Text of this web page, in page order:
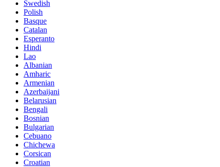
Swedish
Polish
Basque
Catalan
Esperanto
Hindi
Lao
Albanian
Amharic
Armenian
Azerbaijani
Belarusian
Bengali
Bosnian
Bulgarian
Cebuano
Chichewa
Corsican
Croatian